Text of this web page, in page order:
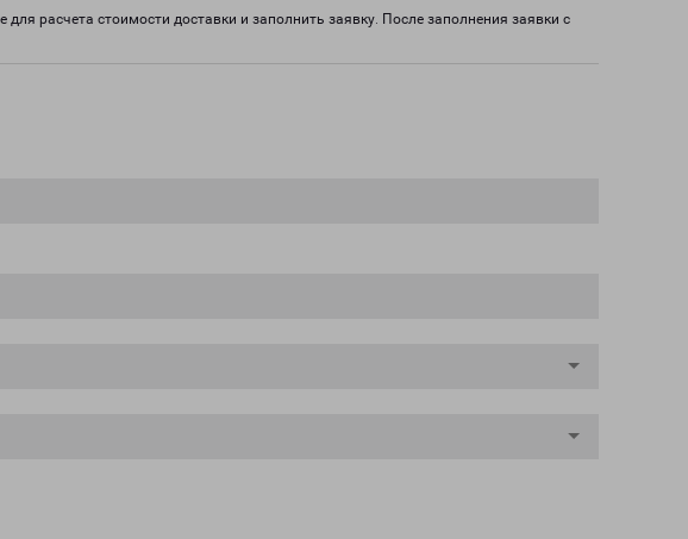
расчета стоимости доставки и заполнить заявку. После заполнения заявки с